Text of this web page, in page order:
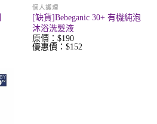
個人護理
[缺貨]Bebeganic 30+ 有機純泡
沐浴洗髮液
原價：$190
優惠價：$152